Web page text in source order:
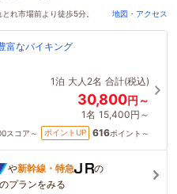
されました
れ市場前より徒歩5分。 地図・アクセス
富なバイキング
1泊 大人2名 合計(税込)
30,800円～
1名 15,400円～
スコア～ ポイントUP 616ポイント～
や新幹線・特急
の
プランをみる